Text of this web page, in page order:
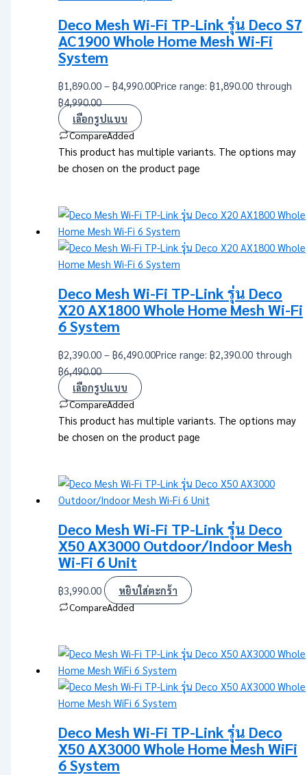
Deco Mesh Wi-Fi TP-Link รุ่น Deco S7
AC1900 Whole Home Mesh Wi-Fi
System
฿1,890.00 – ฿4,990.00Price range: ฿1,890.00 through
฿4,990.00
เลือกรูปแบบ
CompareAdded
This product has multiple variants. The options may
be chosen on the product page
Deco Mesh Wi-Fi TP-Link รุ่น Deco
X20 AX1800 Whole Home Mesh Wi-Fi
6 System
฿2,390.00 – ฿6,490.00Price range: ฿2,390.00 through
฿6,490.00
เลือกรูปแบบ
CompareAdded
This product has multiple variants. The options may
be chosen on the product page
Deco Mesh Wi-Fi TP-Link รุ่น Deco
X50 AX3000 Outdoor/Indoor Mesh
Wi-Fi 6 Unit
฿3,990.00 หยิบใส่ตะกร้า
CompareAdded
Deco Mesh Wi-Fi TP-Link รุ่น Deco
X50 AX3000 Whole Home Mesh WiFi
6 System